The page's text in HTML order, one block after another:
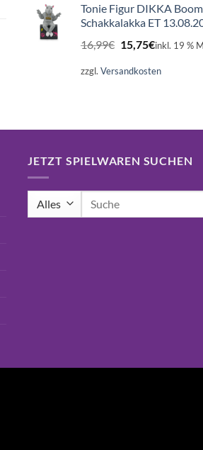
Tonie Figur DIKKA Boom
Schakkalakka ET
16,99€ Ursprünglicher
Preis
war:
15,75€Aktueller
ist:
inkl. 19 %
zzgl. Versandkosten
JETZT SPIELWAREN SUCHEN
Suchen
nach: